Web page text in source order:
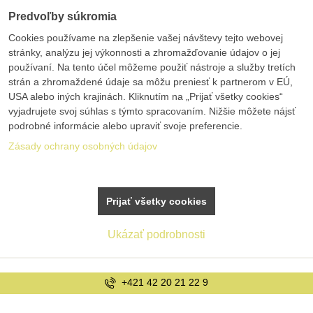
Predvoľby súkromia
Cookies používame na zlepšenie vašej návštevy tejto webovej
stránky, analýzu jej výkonnosti a zhromažďovanie údajov o jej
používaní. Na tento účel môžeme použiť nástroje a služby tretích
strán a zhromaždené údaje sa môžu preniesť k partnerom v EÚ,
USA alebo iných krajinách. Kliknutím na „Prijať všetky cookies“
vyjadrujete svoj súhlas s týmto spracovaním. Nižšie môžete nájsť
podrobné informácie alebo upraviť svoje preferencie.
Zásady ochrany osobných údajov
Ukázať podrobnosti
Prijať všetky cookies